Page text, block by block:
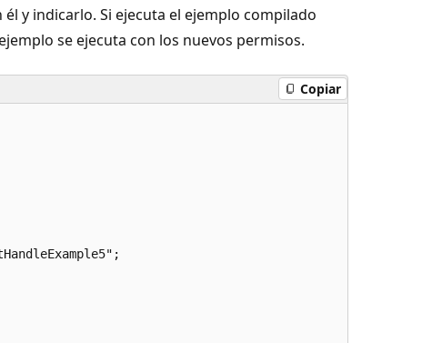
y indicarlo. Si ejecuta el ejemplo compilado
se ejecuta con los nuevos permisos.
Copiar